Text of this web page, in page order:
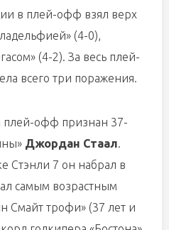
в плей-офф взял верх
(4-0),
(4-2). За весь плей-
всего три поражения.
офф признан 37-
Джордан Стаал.
Стэнли 7 он набрал в
самым возрастным
Смайт трофи» (37 лет и